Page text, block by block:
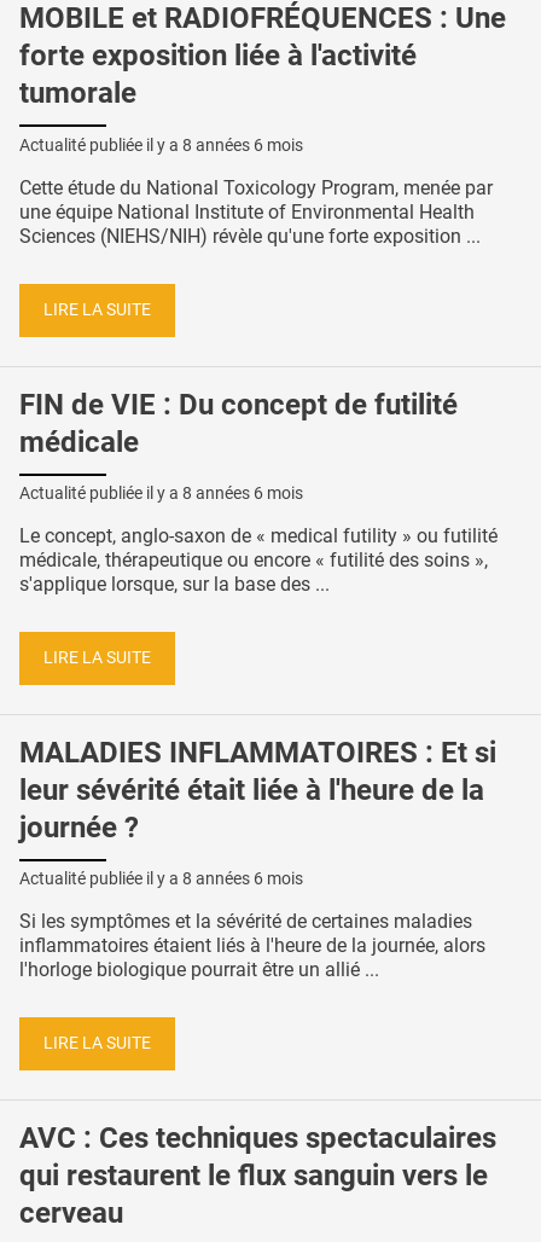
MOBILE et RADIOFRÉQUENCES : Une
forte exposition liée à l'activité
tumorale
Actualité publiée il y a 8 années 6 mois
Cette étude du National Toxicology Program, menée par
une équipe National Institute of Environmental Health
Sciences (NIEHS/NIH) révèle qu'une forte exposition ...
LIRE LA SUITE
FIN de VIE : Du concept de futilité
médicale
Actualité publiée il y a 8 années 6 mois
Le concept, anglo-saxon de « medical futility » ou futilité
médicale, thérapeutique ou encore « futilité des soins »,
s'applique lorsque, sur la base des ...
LIRE LA SUITE
MALADIES INFLAMMATOIRES : Et si
leur sévérité était liée à l'heure de la
journée ?
Actualité publiée il y a 8 années 6 mois
Si les symptômes et la sévérité de certaines maladies
inflammatoires étaient liés à l'heure de la journée, alors
l'horloge biologique pourrait être un allié ...
LIRE LA SUITE
AVC : Ces techniques spectaculaires
qui restaurent le flux sanguin vers le
cerveau